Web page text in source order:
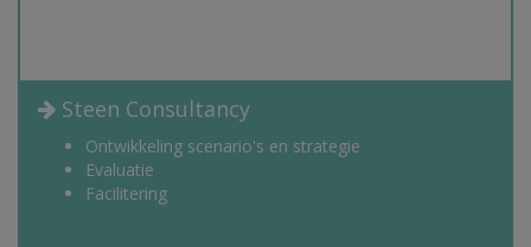
Steen Consultancy
Ontwikkeling scenario's en strategie
Evaluatie
Facilitering